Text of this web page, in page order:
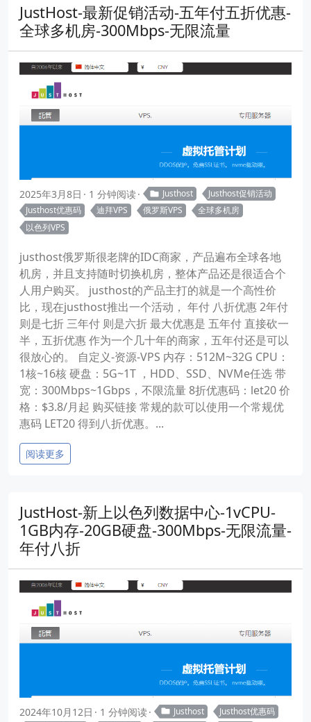
JustHost-最新促销活动-五年付五折优惠-
全球多机房-300Mbps-无限流量
2025年3月8日 1 分钟阅读 Justhost
Justhost促销活动
Justhost优惠码
迪拜VPS 俄罗斯VPS
全球多机房
以色列VPS
justhost俄罗斯很老牌的IDC商家，产品遍布全球各地
机房，并且支持随时切换机房，整体产品还是很适合个
人用户购买。 justhost的产品主打的就是一个高性价
比，现在justhost推出一个活动， 年付 八折优惠 2年付
则是七折 三年付 则是六折 最大优惠是 五年付 直接砍一
半，五折优惠 作为一个几十年的商家，五年付还是可以
很放心的。 自定义-资源-VPS 内存：512M~32G CPU：
1核~16核 硬盘：5G~1T ，HDD、SSD、NVMe任选 带
宽：300Mbps~1Gbps，不限流量 8折优惠码：let20 价
格：$3.8/月起 购买链接 常规的款可以使用一个常规优
惠码 LET20 得到八折优惠。...
阅读更多
JustHost-新上以色列数据中心-1vCPU-
1GB内存-20GB硬盘-300Mbps-无限流量-
年付八折
2024年10月12日 1 分钟阅读 Justhost Justhost优惠码